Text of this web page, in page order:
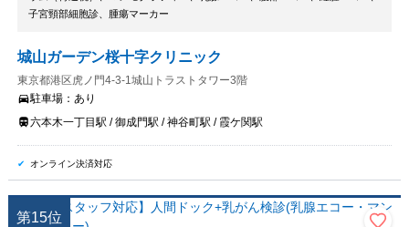
子宮頸部細胞診、腫瘍マーカー
城山ガーデン桜十字クリニック
東京都港区虎ノ門4-3-1城山トラストタワー3階
駐車場： あり
六本木一丁目駅 / 御成門駅 / 神谷町駅 / 霞ケ関駅
オンライン決済対応
第15位